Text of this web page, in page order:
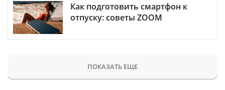
Как подготовить смартфон к
отпуску: советы ZOOM
ПОКАЗАТЬ ЕЩЕ